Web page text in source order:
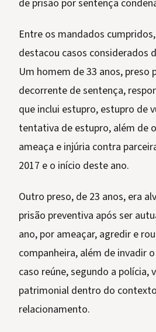
de prisão por sentença
Entre os mandados
destacou casos considerados
Um homem de 33 anos, preso
decorrente de sentença,
que inclui estupro, estupro de
tentativa de estupro, além de
ameaça e injúria contra
2017 e o início deste ano.
Outro preso, de 23 anos, era
prisão preventiva após ser
ano, por ameaçar, agredir e
companheira, além de invadir
caso reúne, segundo a polícia,
patrimonial dentro do
relacionamento.